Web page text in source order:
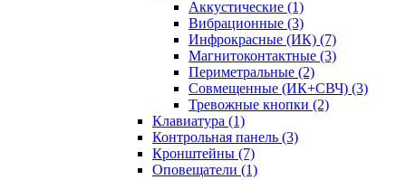
Аккустические (1)
Вибрационные (3)
Инфрокрасные (ИК) (7)
Магнитоконтактные (3)
Периметральные (2)
Совмещенные (ИК+СВЧ) (3)
Тревожные кнопки (2)
Клавиатура (1)
Контрольная панель (3)
Кронштейны (7)
Оповещатели (1)